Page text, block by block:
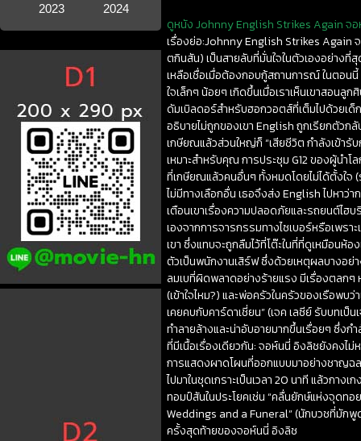
2023
2024
ดูหนัง Johnny English Strikes Again จอ
เรื่องย่อ:Johnny English Strikes Again
ตกินสัน) เป็นสายลับที่มั่นใจในตัวเองอย่างที่
เหลือเชื่อเมื่อต้องกอบกู้สถานการณ์ ในตอน
ใจเล็กๆ น้อยๆ เกิดขึ้นเมื่อเราเห็นเขาสอนลู
ดัมเบิลดอร์สำหรับฮอกวอตส์ที่เต็มไปด้วยเด็
อธิบายไม่ถูกของเขา English ถูกเรียกตัวก
เกษียณแล้วส่วนใหญ่ก็ “เสียชีวิต กำลังเข้า
เหมาะสำหรับคุณ การประชุม G12 ของผู้นำ
ที่เกษียณแล้วคนอื่นๆ ทั้งหมดโดยไม่ได้ตั้งใจ
ไม่มีทางเลือกอื่น เธอจึงส่ง English ไปหาว่
เตือนเขาเรื่องความปลอดภัยและรถยนต์ไฮ
เองจากการจารกรรมทางไซเบอร์หรือเพร
เขา ซึ่งแทบจะถูกลืมไว้ที่โต๊ะในที่ที่ดูเหมือนห้
ตัวเป็นพนักงานเสิร์ฟ ซึ่งด้วยเหตุผลบางอย่
ลมเบที่ผิดพลาดอย่างร้ายแรง มีเรื่องตลกๆ
(เข้าใจไหม?) และพ่อครัวในครัวของเรือพบ
เคยคบกับคาร์ดาเชี่ยน” (เจค เลซีย์ รับบทเ
ทำลายล้างและน่าอับอายมากขึ้นเรื่อยๆ ซึ่ง
ที่มีเนื้อเรื่องเดียวกัน: จอห์นนี่ อิงลิชยังคงไม่
การแสดงผาดโผนที่ออกแบบมาอย่างชาญฉ
ไปมาในชุดเกราะเป็นเวลา 20 นาที แล้วกาง
ทอมป์สันในประโยคเช่น “คลื่นยักษ์แห่งจุดทอ
Weddings and a Funeral” (นักบวชที่มัก
ครั้งสุดท้ายของจอห์นนี่ อิงลิช